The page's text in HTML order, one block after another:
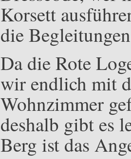
Korsett
die
Da die Rote
wir endlich mit
Wohnzimmer
deshalb gibt es
Berg ist das